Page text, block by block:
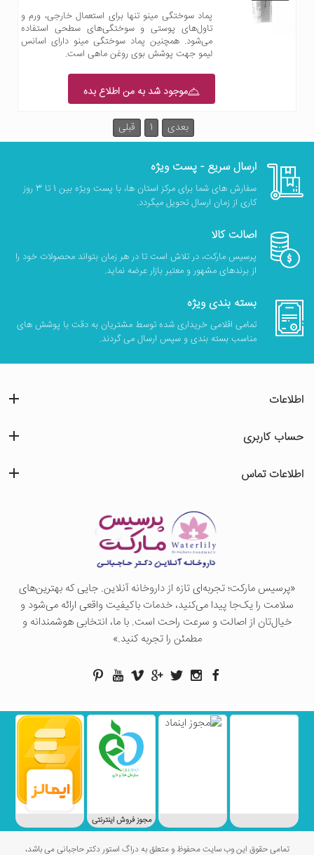
پماد سوختگی مینو تنها برای استعمال خارجی، ورم و
تاول‌های پوستی و سوختگی‌های سطحی استفاده
می‌شود. همچنین پماد سوختگی مینو دارای اسانس
لیمو جهت پوشش بوی روغن ماهی است.
موجود شد به من اطلاع بده
قبلی 1 بعدی
ارسال سریع - پست ویژه
سفارش های شما برای مرکز استان ها، با پست ویژه بین 1 تا 3 روز
کاری از زمان ارسال تحویل میگردد.
اصالت کالا
پرسیس مارکت، در تلاش است تا در هر زمان بتواند محصولات خود را
از برندهای مشهور و معتبر بازار عرضه نماید.
بسته بندی ویژه
تمامی اقلامی خریداری شده توسط مشتریان به دقت با پوشش های
مناسب بسته بندی و سپس ارسال می گردند.
«پرسيس ماركت؛ تجربه‌ای تازه از داروخانه آنلاین. جایی که بهترین‌های
سلامت را یک‌جا پیدا می‌کنید، خدمات باکیفیت واقعی ارائه می‌شود و
خیال‌تان از اصالت و سرعت راحت است. با ما، انتخابی هوشمندانه و
مطمئن را تجربه کنید.»
اطلاعات
حساب کاربری
اطلاعات تماس
مجوز فروش اینترنتی
تمامی حقوق این وب سایت محفوظ و متعلق به دراگ استور دکتر حاجبانی می باشد،